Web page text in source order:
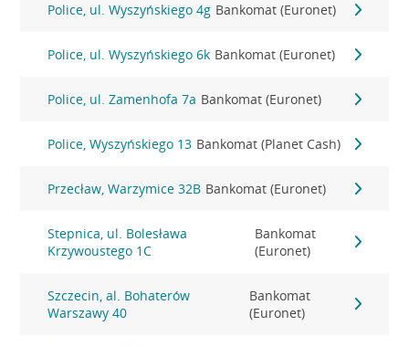
Police, ul. Wyszyńskiego 4g Bankomat (Euronet)
Police, ul. Wyszyńskiego 6k Bankomat (Euronet)
Police, ul. Zamenhofa 7a Bankomat (Euronet)
Police, Wyszyńskiego 13 Bankomat (Planet Cash)
Przecław, Warzymice 32B Bankomat (Euronet)
Stepnica, ul. Bolesława
Krzywoustego 1C
Bankomat
(Euronet)
Szczecin, al. Bohaterów
Warszawy 40
Bankomat
(Euronet)